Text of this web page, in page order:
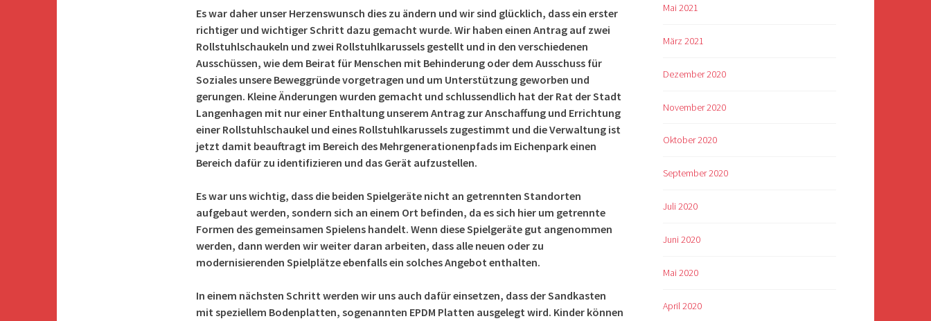
Es war daher unser Herzenswunsch dies zu ändern und wir sind glücklich, dass ein erster
richtiger und wichtiger Schritt dazu gemacht wurde. Wir haben einen Antrag auf zwei
Rollstuhlschaukeln und zwei Rollstuhlkarussels gestellt und in den verschiedenen
Ausschüssen, wie dem Beirat für Menschen mit Behinderung oder dem Ausschuss für
Soziales unsere Beweggründe vorgetragen und um Unterstützung geworben und
gerungen. Kleine Änderungen wurden gemacht und schlussendlich hat der Rat der Stadt
Langenhagen mit nur einer Enthaltung unserem Antrag zur Anschaffung und Errichtung
einer Rollstuhlschaukel und eines Rollstuhlkarussels zugestimmt und die Verwaltung ist
jetzt damit beauftragt im Bereich des Mehrgenerationenpfads im Eichenpark einen
Bereich dafür zu identifizieren und das Gerät aufzustellen.
Es war uns wichtig, dass die beiden Spielgeräte nicht an getrennten Standorten
aufgebaut werden, sondern sich an einem Ort befinden, da es sich hier um getrennte
Formen des gemeinsamen Spielens handelt. Wenn diese Spielgeräte gut angenommen
werden, dann werden wir weiter daran arbeiten, dass alle neuen oder zu
modernisierenden Spielplätze ebenfalls ein solches Angebot enthalten.
In einem nächsten Schritt werden wir uns auch dafür einsetzen, dass der Sandkasten
mit speziellem Bodenplatten, sogenannten EPDM Platten ausgelegt wird. Kinder können
Mai 2021
März 2021
Dezember 2020
November 2020
Oktober 2020
September 2020
Juli 2020
Juni 2020
Mai 2020
April 2020